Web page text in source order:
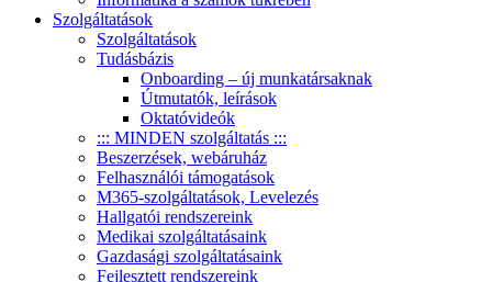
Szolgáltatások
Szolgáltatások
Tudásbázis
Onboarding – új munkatársaknak
Útmutatók, leírások
Oktatóvideók
::: MINDEN szolgáltatás :::
Beszerzések, webáruház
Felhasználói támogatások
M365-szolgáltatások, Levelezés
Hallgatói rendszereink
Medikai szolgáltatásaink
Gazdasági szolgáltatásaink
Fejlesztett rendszereink